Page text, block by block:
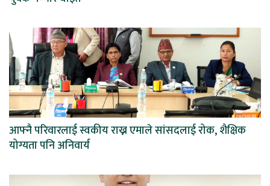
आफ्नै परिवारलाई स्वकीय राख्न एमाले सांसदलाई रोक, शैक्षिक
योग्यता पनि अनिवार्य